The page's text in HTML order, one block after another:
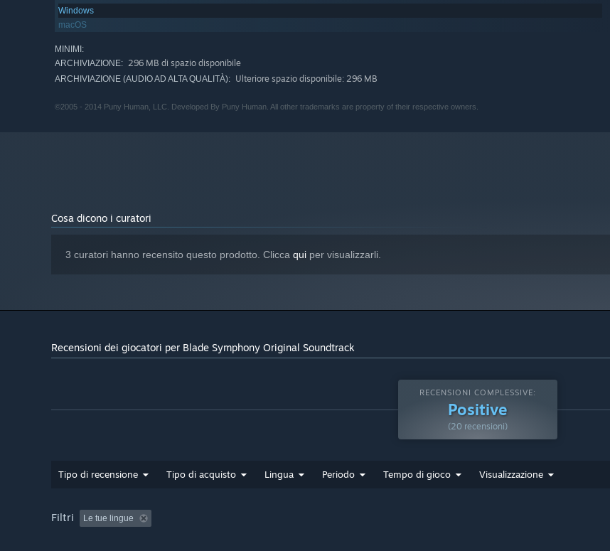
Windows
macOS
MINIMI:
ARCHIVIAZIONE: 296 MB di spazio disponibile
ARCHIVIAZIONE (AUDIO AD ALTA QUALITÀ): Ulteriore spazio disponibile: 296 MB
©2005 - 2014 Puny Human, LLC. Developed By Puny Human. All other trademarks are property of their respective owners.
Cosa dicono i curatori
3 curatori hanno recensito questo prodotto. Clicca qui per visualizzarli.
Recensioni dei giocatori per Blade Symphony Original Soundtrack
RECENSIONI COMPLESSIVE:
Positive
(20 recensioni)
Tipo di recensione Tipo di acquisto Lingua Periodo Tempo di gioco Visualizzazione
Filtri Le tue lingue